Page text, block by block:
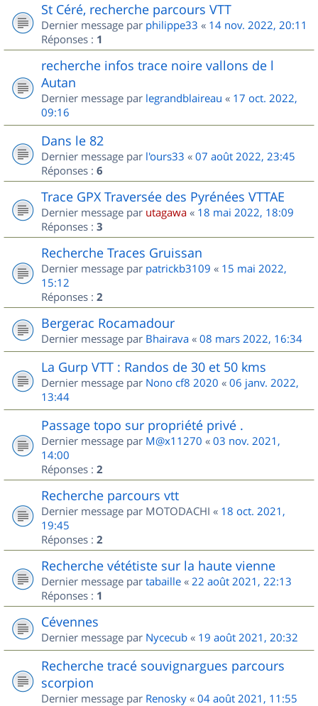
St Céré, recherche parcours VTT
Dernier message par philippe33 « 14 nov. 2022, 20:11
Réponses : 1
recherche infos trace noire vallons de l
Autan
Dernier message par legrandblaireau « 17 oct. 2022,
09:16
Dans le 82
Dernier message par l'ours33 « 07 août 2022, 23:45
Réponses : 6
Trace GPX Traversée des Pyrénées VTTAE
Dernier message par utagawa « 18 mai 2022, 18:09
Réponses : 3
Recherche Traces Gruissan
Dernier message par patrickb3109 « 15 mai 2022,
15:12
Réponses : 2
Bergerac Rocamadour
Dernier message par Bhairava « 08 mars 2022, 16:34
La Gurp VTT : Randos de 30 et 50 kms
Dernier message par Nono cf8 2020 « 06 janv. 2022,
13:44
Passage topo sur propriété privé .
Dernier message par M@x11270 « 03 nov. 2021,
14:00
Réponses : 2
Recherche parcours vtt
Dernier message par MOTODACHI « 18 oct. 2021,
19:45
Réponses : 2
Recherche vététiste sur la haute vienne
Dernier message par tabaille « 22 août 2021, 22:13
Réponses : 1
Cévennes
Dernier message par Nycecub « 19 août 2021, 20:32
Recherche tracé souvignargues parcours
scorpion
Dernier message par Renosky « 04 août 2021, 11:55